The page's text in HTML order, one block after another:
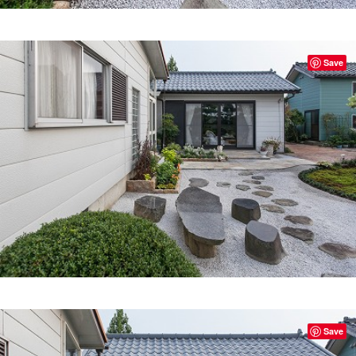
Save
Save